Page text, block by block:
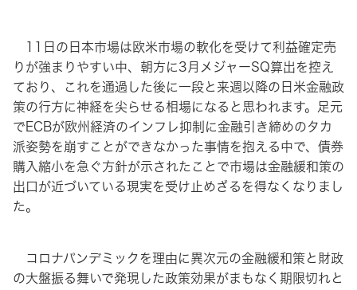
11日の日本市場は欧米市場の軟化を受けて利益確定売
りが強まりやすい中、朝方に3月メジャーSQ算出を控え
ており、これを通過した後に一段と来週以降の日米金融政
策の行方に神経を尖らせる相場になると思われます。足元
でECBが欧州経済のインフレ抑制に金融引き締めのタカ
派姿勢を崩すことができなかった事情を抱える中で、債券
購入縮小を急ぐ方針が示されたことで市場は金融緩和策の
出口が近づいている現実を受け止めざるを得なくなりまし
た。
コロナパンデミックを理由に異次元の金融緩和策と財政
の大盤振る舞いで発現した政策効果がまもなく期限切れと